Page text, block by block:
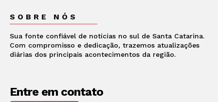
SOBRE NÓS
Sua fonte confiável de notícias no sul de Santa Catarina.
Com compromisso e dedicação, trazemos atualizações
diárias dos principais acontecimentos da região.
Entre em contato